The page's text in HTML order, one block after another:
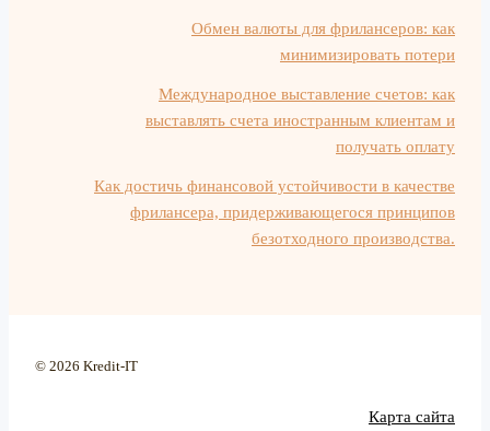
Обмен валюты для фрилансеров: как
минимизировать потери
Международное выставление счетов: как
выставлять счета иностранным клиентам и
получать оплату
Как достичь финансовой устойчивости в качестве
фрилансера, придерживающегося принципов
безотходного производства.
© 2026 Kredit-IT
Карта сайта